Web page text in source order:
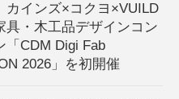
カインズ×コクヨ×VUILD
具・木工品デザインコン
「CDM Digi Fab
2026」を初開催